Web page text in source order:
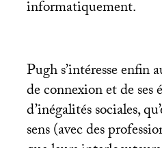
informatiquement.
Pugh s’intéresse enfin
de connexion et de ses
d’inégalités sociales,
sens (avec des